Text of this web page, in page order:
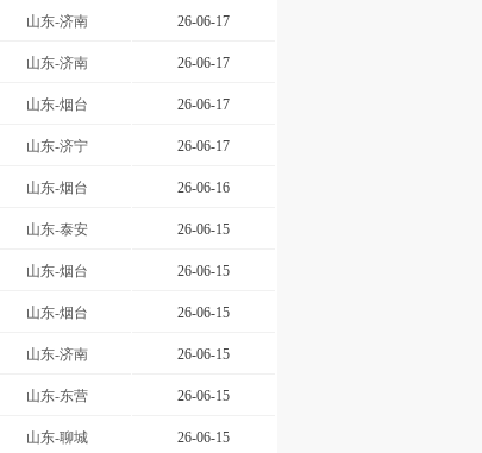
山东-济南 26-06-17
山东-济南 26-06-17
山东-烟台 26-06-17
山东-济宁 26-06-17
山东-烟台 26-06-16
山东-泰安 26-06-15
山东-烟台 26-06-15
山东-烟台 26-06-15
山东-济南 26-06-15
山东-东营 26-06-15
山东-聊城 26-06-15